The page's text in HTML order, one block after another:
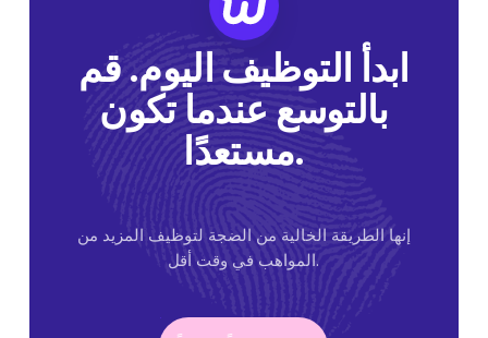
ابدأ التوظيف اليوم. قم
بالتوسع عندما تكون
مستعدًا.
إنها الطريقة الخالية من الضجة لتوظيف المزيد من
المواهب في وقت أقل.
احجز عرضاً تجريبياً